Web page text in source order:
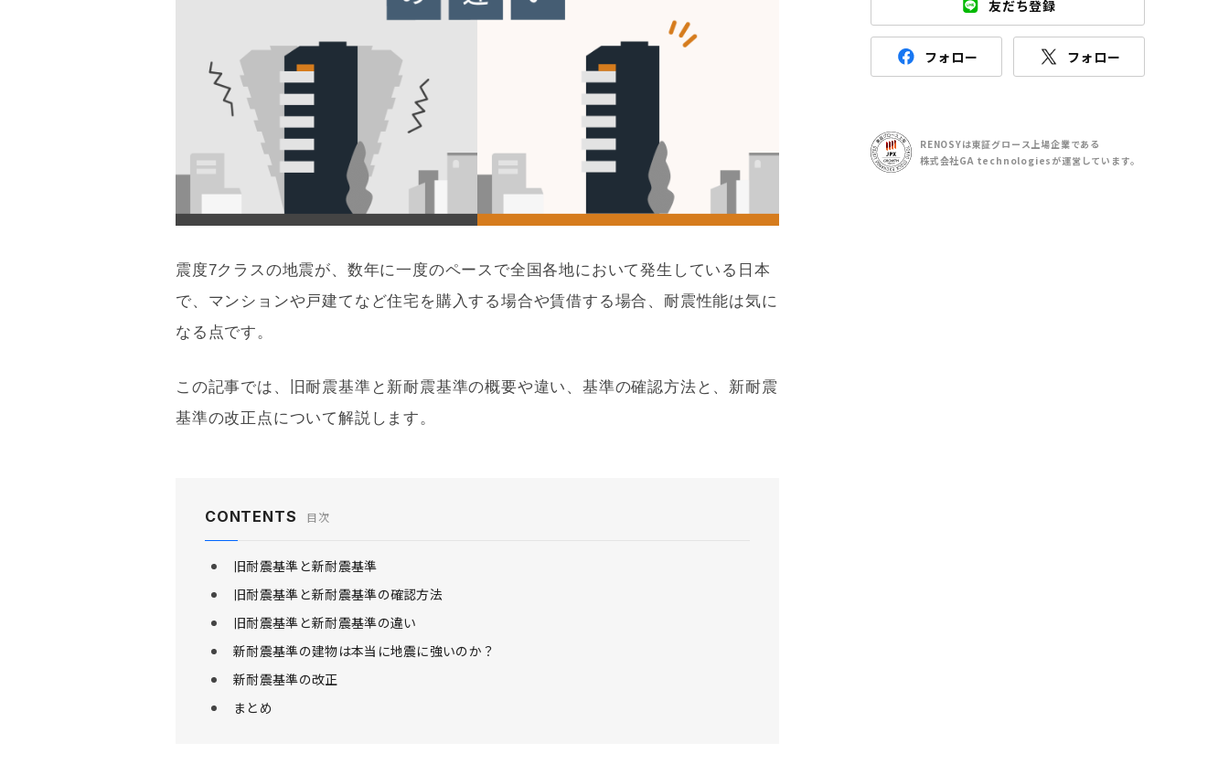
震度7クラスの地震が、数年に一度のペースで全国各地において発生している日本
で、マンションや戸建てなど住宅を購入する場合や賃借する場合、 耐震性能は気に
なる点です。
この記事では、 旧耐震基準 と 新耐震基準の概要や違い、基準の確認方法と、 新耐震
基準の改正点について解説します。
CONTENTS 目次
旧耐震基準と新耐震基準
旧耐震基準と新耐震基準の確認方法
旧耐震基準と新耐震基準の違い
新耐震基準の建物は本当に地震に強いのか？
新耐震基準の改正
まとめ
友だち登録
フォロー フォロー
RENOSYは東証グロース上場企業である
株式会社GA technologiesが運営しています。